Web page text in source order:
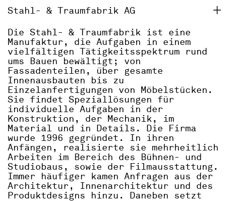
Stahl- & Traumfabrik AG
Die Stahl- & Traumfabrik ist eine
Manufaktur, die Aufgaben in einem
vielfältigen Tätigkeitsspektrum rund
ums Bauen bewältigt; von
Fassadenteilen, über gesamte
Innenausbauten bis zu
Einzelanfertigungen von Möbelstücken.
Sie findet Speziallösungen für
individuelle Aufgaben in der
Konstruktion, der Mechanik, im
Material und in Details. Die Firma
wurde 1996 gegründet. In ihren
Anfängen, realisierte sie mehrheitlich
Arbeiten im Bereich des Bühnen- und
Studiobaus, sowie der Filmausstattung.
Immer häufiger kamen Anfragen aus der
Architektur, Innenarchitektur und des
Produktdesigns hinzu. Daneben setzt